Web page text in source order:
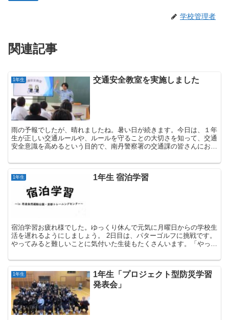
学校管理者
関連記事
1年生 交通安全教室を実施しました
雨の予報でしたが、晴れましたね。暑い日が続きます。今日は、１年
生が正しい交通ルールや、ルールを守ることの大切さを知って、交通
安全意識を高めるという目的で、南丹警察署の交通課の皆さんにお越
1年生 1年生 宿泊学習
宿泊学習お疲れ様でした。ゆっくり休んで元気に月曜日からの学校生
活を遅れるようにしましょう。 2日目は、パターゴルフに挑戦です。
やってみると難しいことに気付いた生徒もたくさんいます。「やって
1年生
1年生「プロジェクト型防災学習
発表会」